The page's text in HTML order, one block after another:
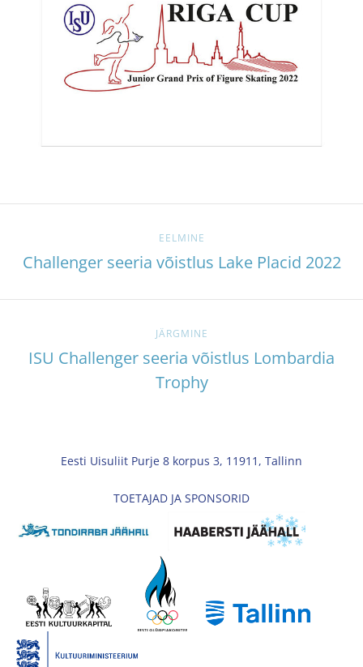
EELMINE
Challenger seeria võistlus Lake Placid 2022
JÄRGMINE
ISU Challenger seeria võistlus Lombardia
Trophy
Eesti Uisuliit Purje 8 korpus 3, 11911, Tallinn
TOETAJAD JA SPONSORID